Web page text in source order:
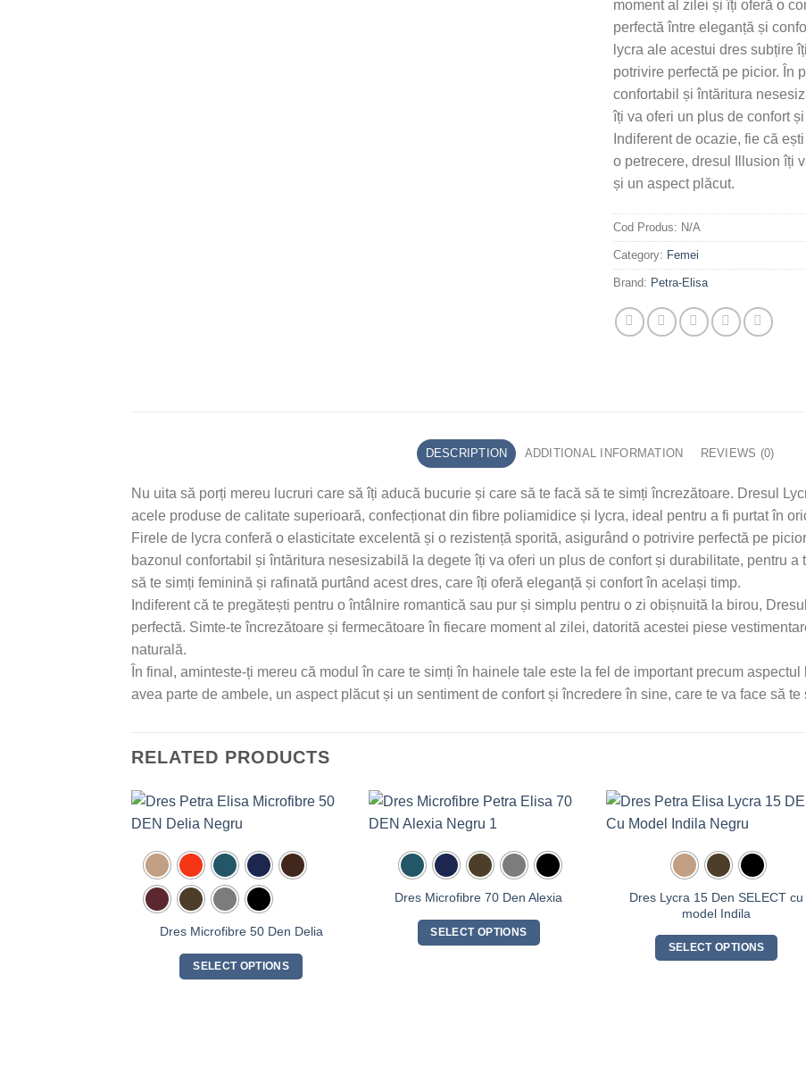
moment al zilei și îți oferă o
perfectă între eleganță și
lycra ale acestui dres subțire
potrivire perfectă pe picior. În
confortabil și întăritura
îți va oferi un plus de confort
Indiferent de ocazie, fie că
o petrecere, dresul Illusion îți
și un aspect plăcut.
Cod Produs: N/A
Category: Femei
Brand: Petra-Elisa
DESCRIPTION ADDITIONAL INFORMATION REVIEWS (0)
Nu uita să porți mereu lucruri care să îți aducă bucurie și care să te facă să te simți încrezătoare. Dresul
acele produse de calitate superioară, confecționat din fibre poliamidice și lycra, ideal pentru a fi purtat în
Firele de lycra conferă o elasticitate excelentă și o rezistență sporită, asigurând o potrivire perfectă pe
bazonul confortabil și întăritura nesesizabilă la degete îți va oferi un plus de confort și durabilitate, pentru
să te simți feminină și rafinată purtând acest dres, care îți oferă eleganță și confort în același timp.
Indiferent că te pregătești pentru o întâlnire romantică sau pur și simplu pentru o zi obișnuită la birou,
perfectă. Simte-te încrezătoare și fermecătoare în fiecare moment al zilei, datorită acestei piese
naturală.
În final, aminteste-ți mereu că modul în care te simți în hainele tale este la fel de important precum
avea parte de ambele, un aspect plăcut și un sentiment de confort și încredere în sine, care te va face să
RELATED PRODUCTS
Dres Microfibre 50 Den Delia
SELECT OPTIONS
Dres Microfibre 70 Den Alexia
SELECT OPTIONS
Dres Lycra 15 Den SELECT cu
model Indila
SELECT OPTIONS